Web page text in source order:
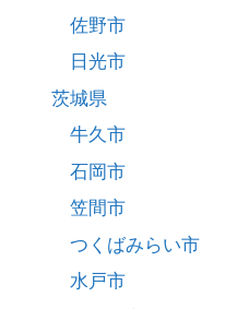
佐野市
日光市
茨城県
牛久市
石岡市
笠間市
つくばみらい市
水戸市